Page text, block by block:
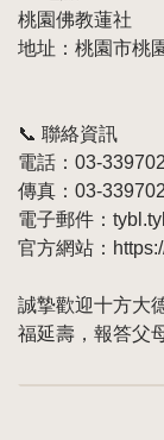
桃園佛教蓮社
地址：桃園市桃
📞 聯絡資訊
電話：03-
傳真：03-
電子郵件：
官方網站：
誠摯歡迎十方大
福延壽，報答父